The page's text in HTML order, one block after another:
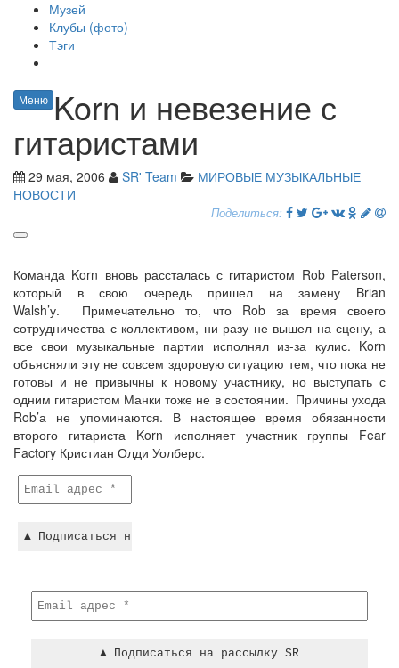
Музей
Клубы (фото)
Тэги
Меню Korn и невезение с
гитаристами
29 мая, 2006 SR' Team
МИРОВЫЕ МУЗЫКАЛЬНЫЕ
НОВОСТИ
Поделиться:
Команда Korn вновь рассталась с гитаристом Rob Paterson,
который в свою очередь пришел на замену Brian
Walsh’у. Примечательно то, что Rob за время своего
сотрудничества с коллективом, ни разу не вышел на сцену, а
все свои музыкальные партии исполнял из-за кулис. Korn
объясняли эту не совсем здоровую ситуацию тем, что пока не
готовы и не привычны к новому участнику, но выступать с
одним гитаристом Манки тоже не в состоянии. Причины ухода
Rob’а не упоминаются. В настоящее время обязанности
второго гитариста Korn исполняет участник группы Fear
Factory Кристиан Олди Уолберс.